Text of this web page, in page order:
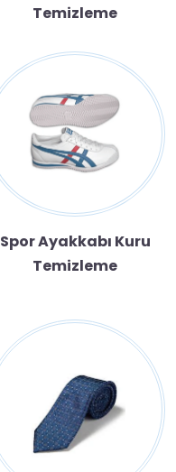
Temizleme
Spor Ayakkabı Kuru
Temizleme